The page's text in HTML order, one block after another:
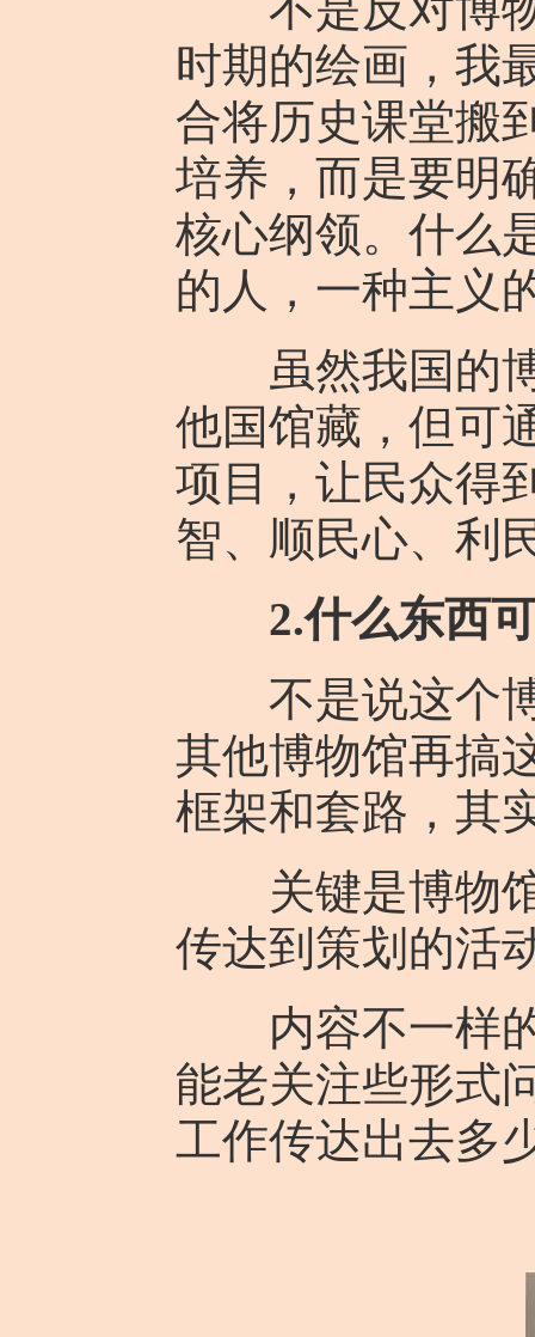
时期的绘画，我
合将历史课堂搬
培养，而是要明
核心纲领。什么
的人，一种主义
虽然我国的博
他国馆藏，但可
项目，让民众得
智、顺民心、利
2.什么东西
不是说这个博
其他博物馆再搞
框架和套路，其
关键是博物馆
传达到策划的活
内容不一样的
能老关注些形式
工作传达出去多